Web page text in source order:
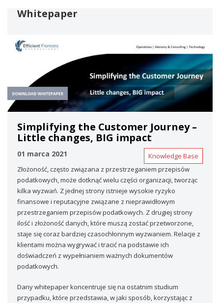
Whitepaper
Simplifying the Customer Journey –
Little changes, BIG impact
01 marca 2021
Knowledge Base
Złożoność, często związana z przestrzeganiem przepisów
podatkowych, może dotknąć wielu części organizacji, tworząc
kilka wyzwań. Z jednej strony istnieje wysokie ryzyko
finansowe i reputacyjne związane z nieprawidłowym
przestrzeganiem przepisów podatkowych. Z drugiej strony
ilość i złożoność danych, które muszą zostać przetworzone,
staje się coraz bardziej czasochłonnym wyzwaniem. Relacje z
klientami można wygrywać i tracić na podstawie ich
doświadczeń z wypełnianiem ważnych dokumentów
podatkowych.
Dany whitepaper koncentruje się na ostatnim studium
przypadku, które przedstawia, w jaki sposób, korzystając z